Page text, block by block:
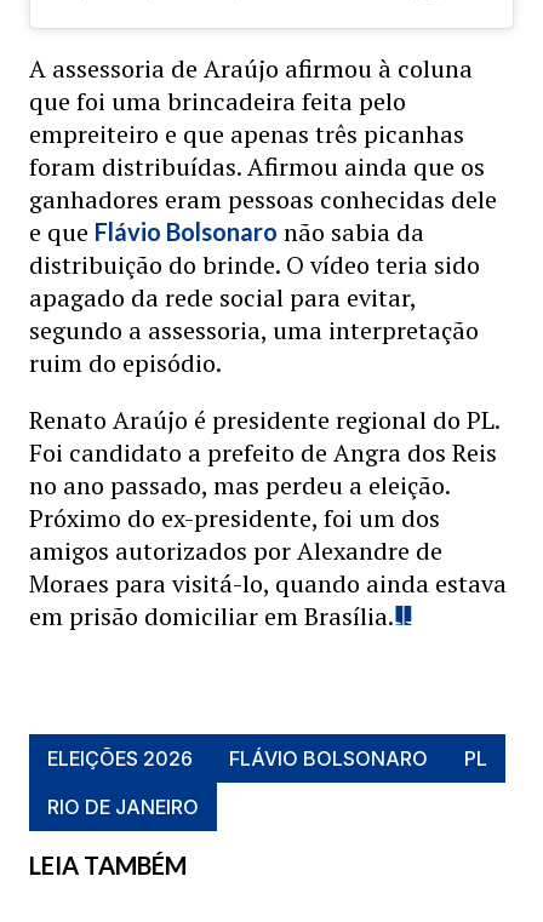
A assessoria de Araújo afirmou à coluna
que foi uma brincadeira feita pelo
empreiteiro e que apenas três picanhas
foram distribuídas. Afirmou ainda que os
ganhadores eram pessoas conhecidas dele
e que Flávio Bolsonaro não sabia da
distribuição do brinde. O vídeo teria sido
apagado da rede social para evitar,
segundo a assessoria, uma interpretação
ruim do episódio.
Renato Araújo é presidente regional do PL.
Foi candidato a prefeito de Angra dos Reis
no ano passado, mas perdeu a eleição.
Próximo do ex-presidente, foi um dos
amigos autorizados por Alexandre de
Moraes para visitá-lo, quando ainda estava
em prisão domiciliar em Brasília.
ELEIÇÕES 2026 FLÁVIO BOLSONARO
PL
RIO DE JANEIRO
LEIA TAMBÉM